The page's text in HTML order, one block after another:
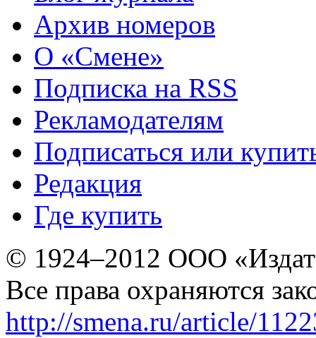
Архив номеров
О «Смене»
Подписка на RSS
Рекламодателям
Подписаться или
Редакция
Где купить
© 1924–2012 ООО
Все права охраняются
http://smena.ru/article/